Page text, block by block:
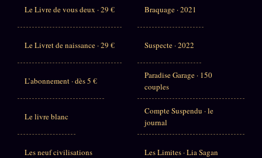
Le Livre de vous deux · 29 €
Le Livret de naissance · 29 €
L’abonnement · dès 5 €
Le livre blanc
Les neuf civilisations
Braquage · 2021
Suspecte · 2022
Paradise Garage · 150
couples
Compte Suspendu · le
journal
Les Limites · Lia Sagan